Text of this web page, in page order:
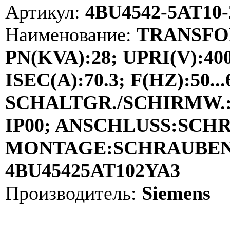
Артикул: 4BU4542-
Наименование:
PN(KVA):28;
ISEC(A):70.3;
SCHALTGR./
IP00;
4BU45425AT102YA3
Производитель: Siemens